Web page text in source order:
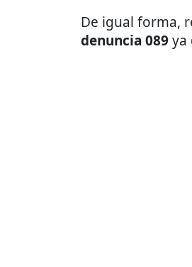
De igual forma,
denuncia 089ya